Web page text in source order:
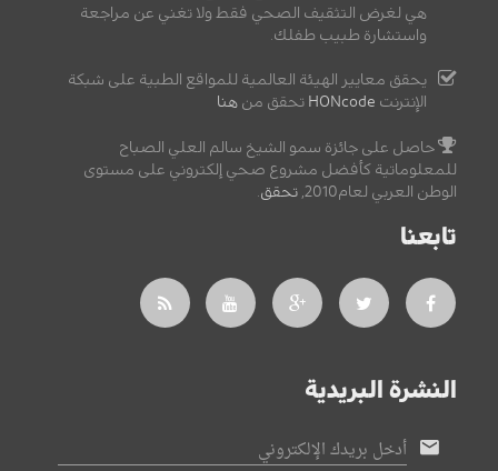
هي لغرض التثقيف الصحي فقط ولا تغني عن مراجعة
واستشارة طبيب طفلك.
يحقق معايير الهيئة العالمية للمواقع الطبية على شبكة
الإنترنت HONcode تحقق من هنا
حاصل على جائزة سمو الشيخ سالم العلي الصباح
للمعلوماتية كأفضل مشروع صحي إلكتروني على مستوى
الوطن العربي لعام2010,
تحقق
تابعنا
النشرة البريدية
أدخل بريدك الإلكتروني